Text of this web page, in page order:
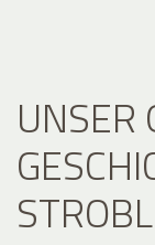
UNSER